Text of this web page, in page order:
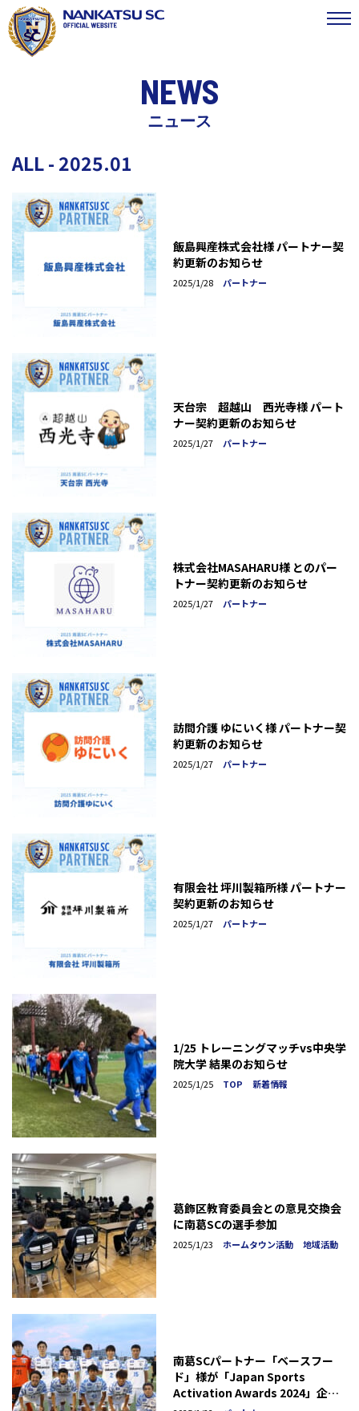
NEWS
ニュース
ALL - 2025.01
飯島興産株式会社様 パートナー契
約更新のお知らせ
2025/1/28 パートナー
天台宗 超越山 西光寺様 パート
ナー契約更新のお知らせ
2025/1/27 パートナー
株式会社MASAHARU様 とのパー
トナー契約更新のお知らせ
2025/1/27 パートナー
訪問介護 ゆにいく様 パートナー契
約更新のお知らせ
2025/1/27 パートナー
有限会社 坪川製箱所様 パートナー
契約更新のお知らせ
2025/1/27 パートナー
1/25 トレーニングマッチvs中央学
院大学 結果のお知らせ
2025/1/25 TOP 新着情報
葛飾区教育委員会との意見交換会
に南葛SCの選手参加
2025/1/23 ホームタウン活動 地域活動
南葛SCパートナー「ベースフー
ド」様が「Japan Sports
Activation Awards 2024」企業